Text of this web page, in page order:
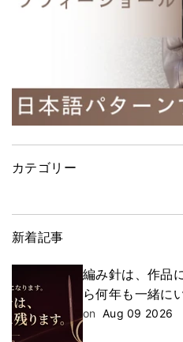
カテゴリー
新着記事
編み針は、作品
ら何年も一緒に
on Aug 09 2026